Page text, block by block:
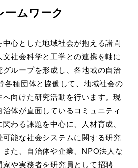
ームワーク
心とした地域社会が抱える諸問
社会科学と工学との連携を軸に
ループを形成し、各地域の自治
各種団体と協働して、地域社会の
向けた研究活動を行います。現
体が直面しているコミュニティ
わる課題を中心に、人材育成、
能な社会システムに関する研究
また、自治体や企業、NPO法人な
家や実務者を研究員として招聘